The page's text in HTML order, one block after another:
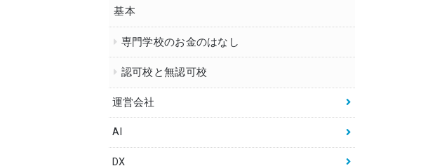
基本
専門学校のお金のはなし
認可校と無認可校
運営会社
AI
DX